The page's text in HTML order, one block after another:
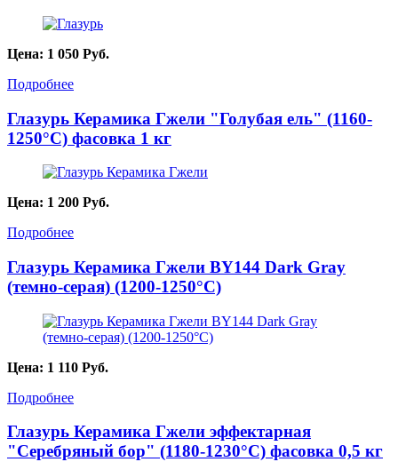
Цена: 1 050 Руб.
Подробнее
Глазурь Керамика Гжели "Голубая ель" (1160-
1250°С) фасовка 1 кг
Цена: 1 200 Руб.
Подробнее
Глазурь Керамика Гжели BY144 Dark Gray
(темно-серая) (1200-1250°С)
Цена: 1 110 Руб.
Подробнее
Глазурь Керамика Гжели эффектарная
"Серебряный бор" (1180-1230°С) фасовка 0,5 кг